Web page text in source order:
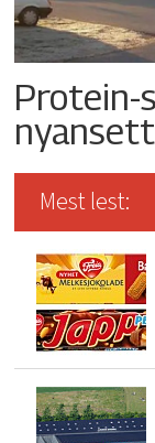
Protein-
Mest lest: